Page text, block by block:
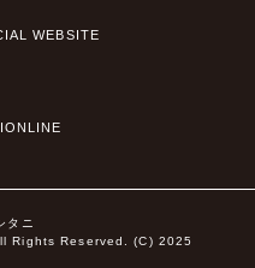
WEBSITE
タニ
Rights Reserved. (C) 2025